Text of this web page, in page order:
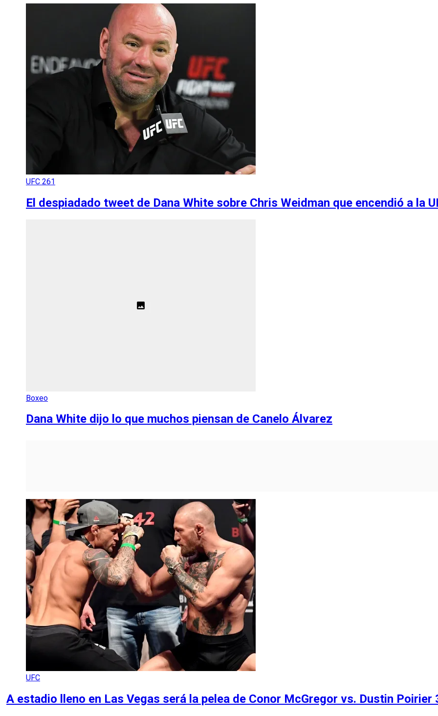
UFC 261
El despiadado tweet de Dana White sobre Chris Weidman que encendió a la
Boxeo
Dana White dijo lo que muchos piensan de Canelo Álvarez
UFC
A estadio lleno en Las Vegas será la pelea de Conor McGregor vs. Dustin Poirier